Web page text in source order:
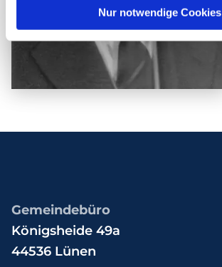
Nur notwendige Cookies
Gemeindebüro
Königsheide 49a
44536 Lünen